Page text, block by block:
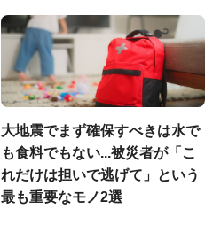
大地震でまず確保すべきは水で
も食料でもない...被災者が「こ
れだけは担いで逃げて」という
最も重要なモノ2選